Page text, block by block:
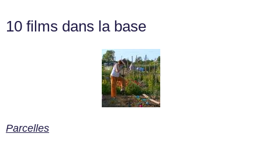
10 films dans la base
Parcelles